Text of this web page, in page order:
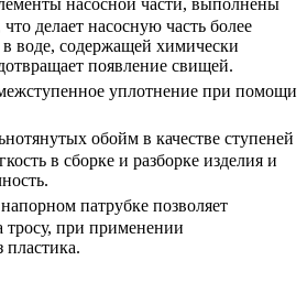
делает насосную часть более
воде, содержащей химически
появление свищей.
уплотнение при помощи
обойм в качестве ступеней
в сборке и разборке изделия и
патрубке позволяет
тросу, при применении